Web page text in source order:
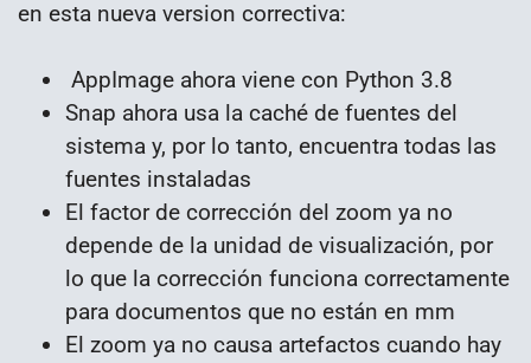
en esta nueva version correctiva:
AppImage ahora viene con Python 3.8
Snap ahora usa la caché de fuentes del
sistema y, por lo tanto, encuentra todas las
fuentes instaladas
El factor de corrección del zoom ya no
depende de la unidad de visualización, por
lo que la corrección funciona correctamente
para documentos que no están en mm
El zoom ya no causa artefactos cuando hay